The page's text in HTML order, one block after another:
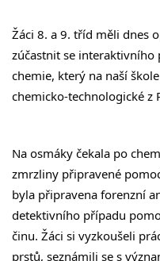
Žáci 8. a 9. tříd měli dnes
zúčastnit se
chemie, který na naší
chemicko-technologické z
Na osmáky čekala po
zmrzliny připravené
byla připravena forenzní
detektivního případu
činu. Žáci si vyzkoušeli
prstů, seznámili se s